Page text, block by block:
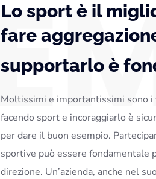
Lo sport è il
fare
supportarlo è
Moltissimi e importantissimi sono
facendo sport e incoraggiarlo è
per dare il buon esempio.
sportive può essere fondamentale
direzione. Un’azienda, anche nel